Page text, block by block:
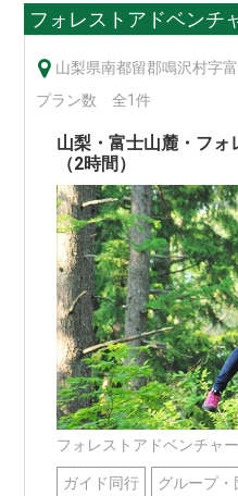
フォレストアドベンチ
山梨県南都留郡鳴沢村字富士山
プラン数 全1件
山梨・富士山麓・フ
（2時間）
フォレストアドベンチャー
ガイド同行 グループ・